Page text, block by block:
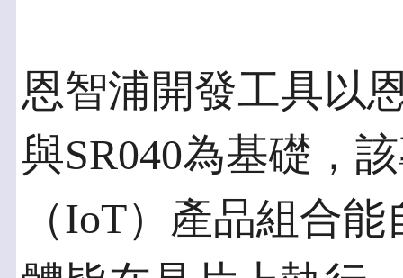
恩智浦開發工具以
與SR040為基礎，
（IoT）產品組合